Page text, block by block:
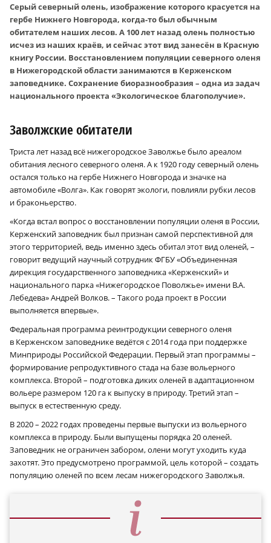
Серый северный олень, изображение которого красуется на
гербе Нижнего Новгорода, когда-то был обычным
обитателем наших лесов. А 100 лет назад олень полностью
исчез из наших краёв, и сейчас этот вид занесён в Красную
книгу России. Восстановлением популяции северного оленя
в Нижегородской области занимаются в Керженском
заповеднике. Сохранение биоразнообразия – одна из задач
национального проекта «Экологическое благополучие».
Заволжские обитатели
Триста лет назад всё нижегородское Заволжье было ареалом
обитания лесного северного оленя. А к 1920 году северный олень
остался только на гербе Нижнего Новгорода и значке на
автомобиле «Волга». Как говорят экологи, повлияли рубки лесов
и браконьерство.
«Когда встал вопрос о восстановлении популяции оленя в России,
Керженский заповедник был признан самой перспективной для
этого территорией, ведь именно здесь обитал этот вид оленей, –
говорит ведущий научный сотрудник ФГБУ «Объединенная
дирекция государственного заповедника «Керженский» и
национального парка «Нижегородское Поволжье» имени В.А.
Лебедева» Андрей Волков. – Такого рода проект в России
выполняется впервые».
Федеральная программа реинтродукции северного оленя
в Керженском заповеднике ведётся с 2014 года при поддержке
Минприроды Российской Федерации. Первый этап программы –
формирование репродуктивного стада на базе вольерного
комплекса. Второй – подготовка диких оленей в адаптационном
вольере размером 120 га к выпуску в природу. Третий этап –
выпуск в естественную среду.
В 2020 – 2022 годах проведены первые выпуски из вольерного
комплекса в природу. Были выпущены порядка 20 оленей.
Заповедник не ограничен забором, олени могут уходить куда
захотят. Это предусмотрено программой, цель которой – создать
популяцию оленей по всем лесам нижегородского Заволжья.